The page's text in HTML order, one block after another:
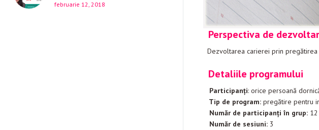
Perspectiva de
Dezvoltarea carierei prin
Detaliile programului
Participanţi: orice persoană
Tip de program:pregătire pentru
Număr de participanţi în grup:12
Număr de sesiuni:3
februarie 12, 2018